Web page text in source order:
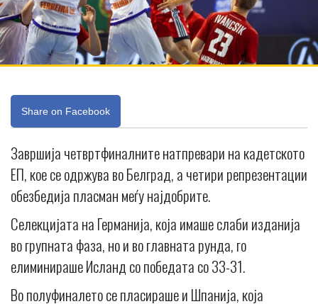
Share on Facebook
Завршија четвртфиналните натпревари на кадетското
ЕП, кое се одржува во Белград, а четири репрезентации
обезбедија пласман меѓу најдобрите.
Селекцијата на Германија, која имаше слаби изданија
во групната фаза, но и во главната рунда, го
елиминираше Исланд со победата со 33-31.
Во полуфиналето се пласираше и Шпанија, која